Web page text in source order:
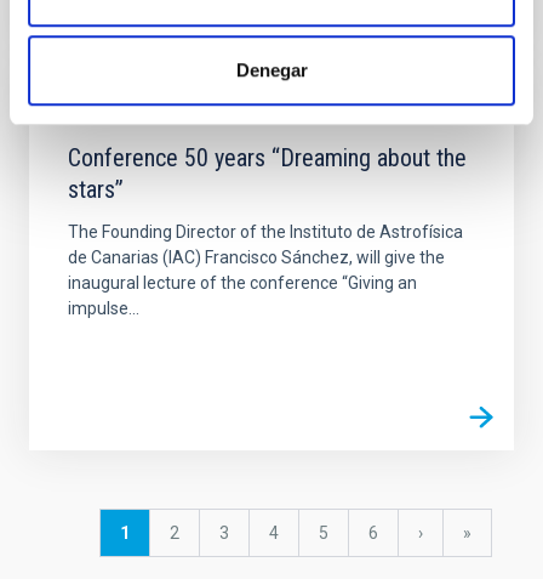
Denegar
Conference 50 years “Dreaming about the
stars”
The Founding Director of the Instituto de Astrofísica
de Canarias (IAC) Francisco Sánchez, will give the
inaugural lecture of the conference “Giving an
impulse...
Current
1 Page
2 Page
3 Page
4 Page
5 Page
6
Next
›
last
»